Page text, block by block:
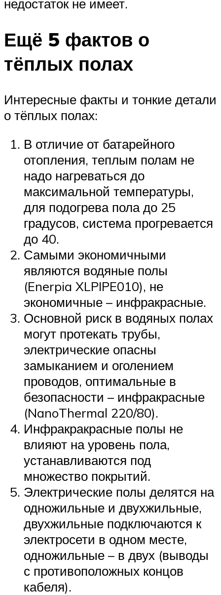
недостаток не имеет.
Ещё 5 фактов о
тёплых полах
Интересные факты и тонкие детали
о тёплых полах:
В отличие от батарейного
отопления, теплым полам не
надо нагреваться до
максимальной температуры,
для подогрева пола до 25
градусов, система прогревается
до 40.
Самыми экономичными
являются водяные полы
(Enerpia XLPIPE010), не
экономичные – инфракрасные.
Основной риск в водяных полах
могут протекать трубы,
электрические опасны
замыканием и оголением
проводов, оптимальные в
безопасности – инфракрасные
(NanoThermal 220/80).
Инфракракрасные полы не
влияют на уровень пола,
устанавливаются под
множество покрытий.
Электрические полы делятся на
одножильные и двухжильные,
двухжильные подключаются к
электросети в одном месте,
одножильные – в двух (выводы
с противоположных концов
кабеля).